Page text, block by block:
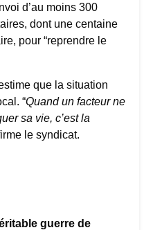
d’au moins 300
dont une centaine
pour “reprendre le
que la situation
“Quand un facteur ne
sa vie, c’est la
le syndicat.
guerre de